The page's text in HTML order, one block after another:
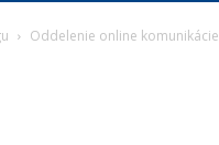
Oddelenie online komunikácie